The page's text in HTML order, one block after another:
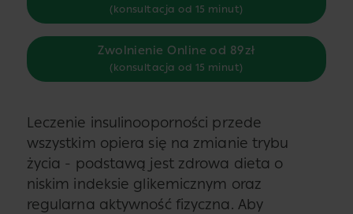
(konsultacja od 15 minut)
Zwolnienie Online od 89zł
(konsultacja od 15 minut)
Leczenie insulinooporności przede
wszystkim opiera się na zmianie trybu
życia - podstawą jest zdrowa dieta o
niskim indeksie glikemicznym oraz
regularna aktywność fizyczna. Aby